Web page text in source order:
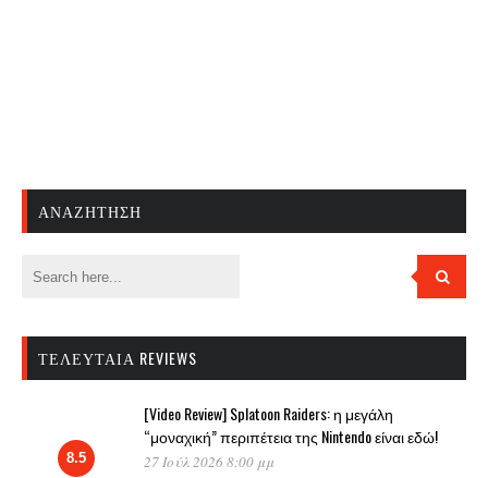
ΑΝΑΖΉΤΗΣΗ
ΤΕΛΕΥΤΑΊΑ REVIEWS
8.5
[Video Review] Splatoon Raiders: η μεγάλη
“μοναχική” περιπέτεια της Nintendo είναι εδώ!
27 Ιούλ 2026 8:00 μμ